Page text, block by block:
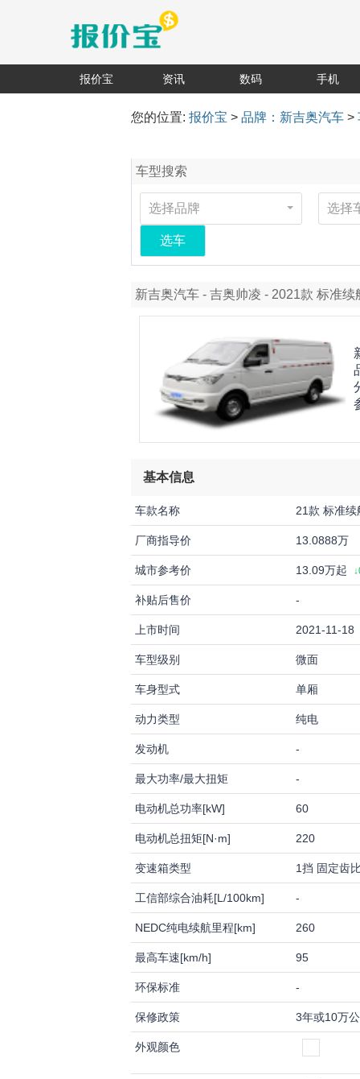
报价宝 资讯 数码 手机
您的位置:报价宝 >品牌：新吉奥汽车 >
车型搜索
选择品牌 选择
选车
新吉奥汽车 - 吉奥帅凌 - 2021款 标准
基本信息
车款名称 21款 标准
厂商指导价 13.0888万
城市参考价 13.09万起
补贴后售价 -
上市时间 2021-11-18
车型级别 微面
车身型式 单厢
动力类型 纯电
发动机 -
最大功率/最大扭矩 -
电动机总功率[kW] 60
电动机总扭矩[N·m] 220
变速箱类型 1挡 固定齿
工信部综合油耗[L/100km] -
NEDC纯电续航里程[km] 260
最高车速[km/h] 95
环保标准 -
保修政策 3年或10万
外观颜色